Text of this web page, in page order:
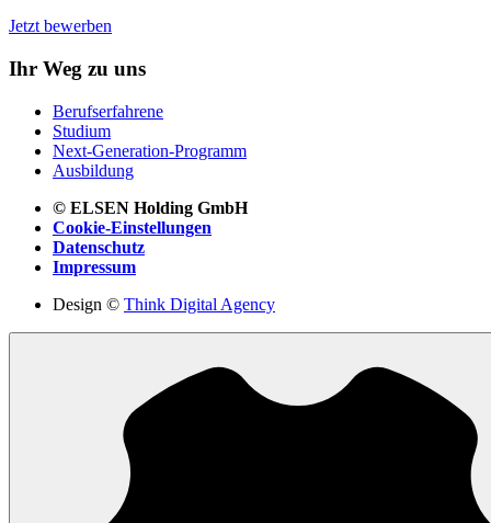
Jetzt bewerben
Ihr Weg zu uns
Berufserfahrene
Studium
Next-Generation-Programm
Ausbildung
© ELSEN Holding GmbH
Cookie-Einstellungen
Datenschutz
Impressum
Design © Think Digital Agency